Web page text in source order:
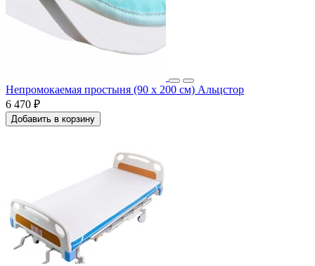
Непромокаемая простыня (90 x 200 см) Альцстор
6 470 ₽
Добавить в корзину